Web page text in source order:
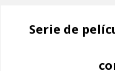
Serie de